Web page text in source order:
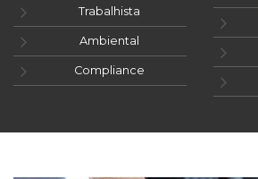
Trabalhista
Ambiental
Compliance